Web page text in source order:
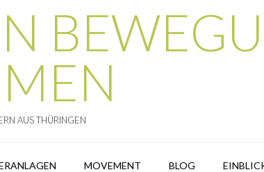
AUS THÜRINGEN
MOVEMENT BLOG